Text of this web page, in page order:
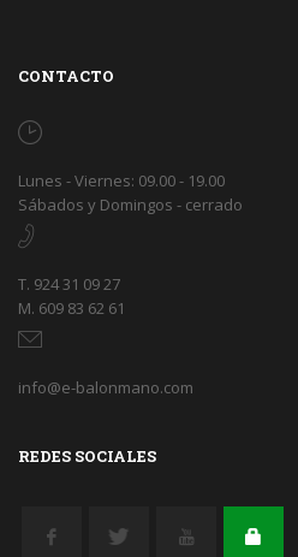
CONTACTO
Lunes - Viernes: 09.00 - 19.00
Sábados y Domingos - cerrado
T. 924 31 09 27
M. 609 83 62 61
info@e-balonmano.com
REDES SOCIALES